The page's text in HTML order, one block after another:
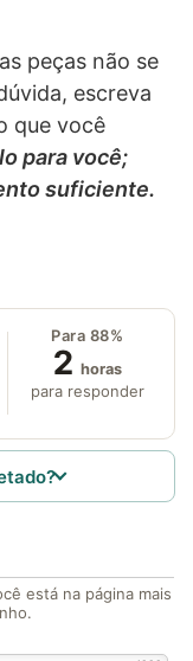
peças não se
escreva
que você
para você;
suficiente.
Para 88%
2 horas
para responder
está na página mais